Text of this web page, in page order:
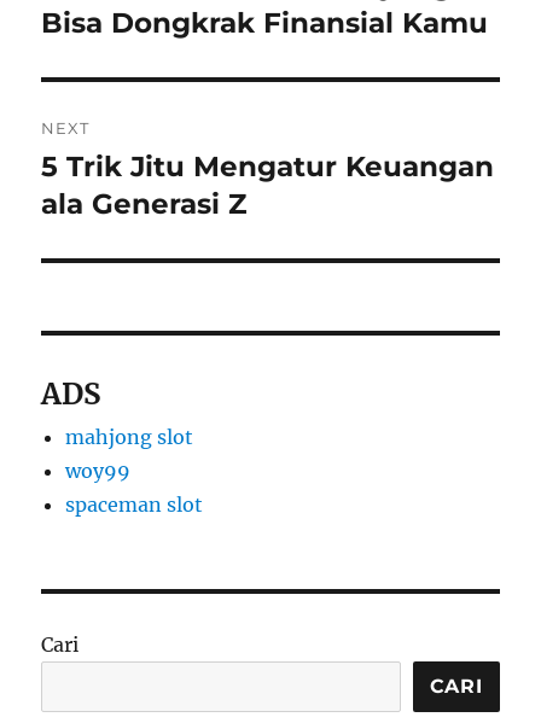
post:
Bisa Dongkrak Finansial Kamu
NEXT
Next
post:
5 Trik Jitu Mengatur Keuangan
ala Generasi Z
ADS
mahjong slot
woy99
spaceman slot
Cari
CARI